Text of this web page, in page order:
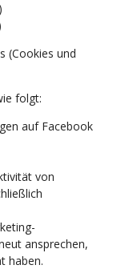
(Cookies und
folgt:
auf Facebook
von
ansprechen,
haben.